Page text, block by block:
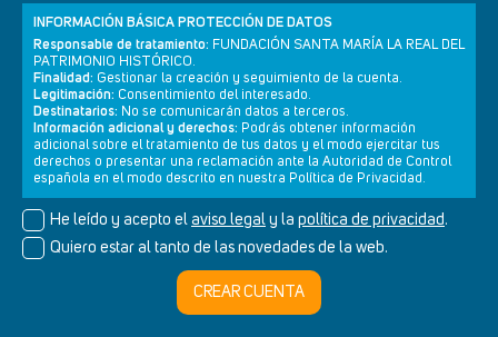
INFORMACIÓN BÁSICA PROTECCIÓN DE DATOS
Responsable de tratamiento: FUNDACIÓN SANTA MARÍA LA REAL DEL
PATRIMONIO HISTÓRICO.
Finalidad: Gestionar la creación y seguimiento de la cuenta.
Legitimación: Consentimiento del interesado.
Destinatarios: No se comunicarán datos a terceros.
Información adicional y derechos: Podrás obtener información
adicional sobre el tratamiento de tus datos y el modo ejercitar tus
derechos o presentar una reclamación ante la Autoridad de Control
española en el modo descrito en nuestra Política de Privacidad.
He leído y acepto el aviso legal y la política de privacidad.
Quiero estar al tanto de las novedades de la web.
CREAR CUENTA
Newsletter Aviso legal Política de privacidad Política de cookies
© Cultura+ 2026. Todos los derechos reservados
Diseño web SGM